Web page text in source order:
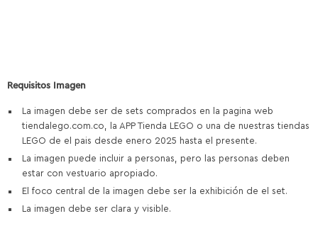
Requisitos Imagen
La imagen debe ser de sets comprados en la pagina web
tiendalego.com.co, la APP Tienda LEGO o una de nuestras tiendas
LEGO de el pais desde enero 2025 hasta el presente.
La imagen puede incluir a personas, pero las personas deben
estar con vestuario apropiado.
El foco central de la imagen debe ser la exhibición de el set.
La imagen debe ser clara y visible.